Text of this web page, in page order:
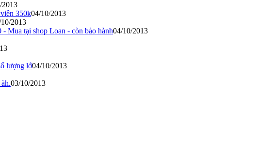
2013
350k04/10/2013
2013
tại shop Loan - còn bảo hành04/10/2013
lượng lớ04/10/2013
03/10/2013